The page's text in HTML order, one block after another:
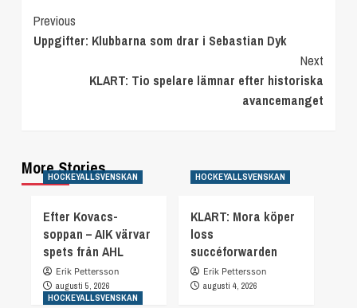
Continue
Reading
Previous
Uppgifter: Klubbarna som drar i Sebastian Dyk
Next
KLART: Tio spelare lämnar efter historiska
avancemanget
More Stories
HOCKEYALLSVENSKAN
Efter Kovacs-
soppan – AIK värvar
spets från AHL
Erik Pettersson
augusti 5, 2026
HOCKEYALLSVENSKAN
KLART: Mora köper
loss
succéforwarden
Erik Pettersson
augusti 4, 2026
HOCKEYALLSVENSKAN